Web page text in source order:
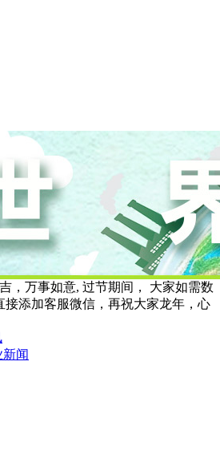
，万事如意, 过节期间， 大家如需数
接添加客服微信，再祝大家龙年，心
闻